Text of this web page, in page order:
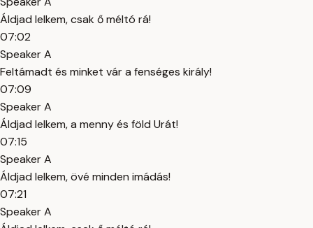
Áldjad lelkem, csak ő méltó rá!
07:02
Speaker A
Feltámadt és minket vár a fenséges király!
07:09
Speaker A
Áldjad lelkem, a menny és föld Urát!
07:15
Speaker A
Áldjad lelkem, övé minden imádás!
07:21
Speaker A